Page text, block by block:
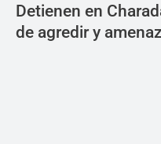
Detienen en
de agredir y